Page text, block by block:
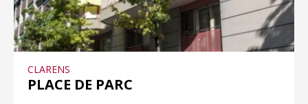
CLARENS
PLACE DE PARC